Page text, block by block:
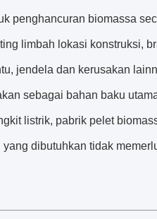
penghancuran biomassa
limbah lokasi konstruksi,
jendela dan kerusakan
sebagai bahan baku
listrik, pabrik pelet
dibutuhkan tidak